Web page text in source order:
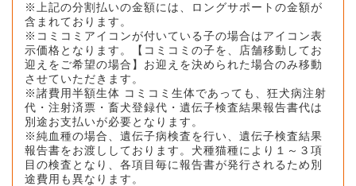
※上記の分割払いの金額には、ロングサポートの金額が
含まれております。
※コミコミアイコンが付いている子の場合はアイコン表
示価格となります。【コミコミの子を、店舗移動してお
迎えをご希望の場合】お迎えを決められた場合のみ移動
させていただきます。
※諸費用半額生体 コミコミ生体であっても、狂犬病注射
代・注射済票・畜犬登録代・遺伝子検査結果報告書代は
別途お支払いが必要となります。
※純血種の場合、遺伝子病検査を行い、遺伝子検査結果
報告書をお渡ししております。犬種猫種により１～３項
目の検査となり、各項目毎に報告書が発行されるため別
途費用も異なります。